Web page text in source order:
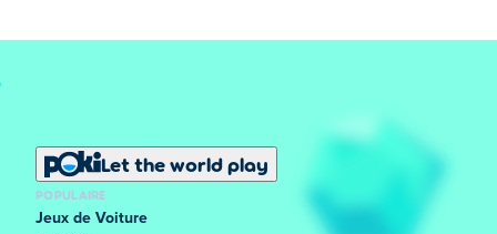
Let the world play
POPULAIRE
Jeux de Voiture